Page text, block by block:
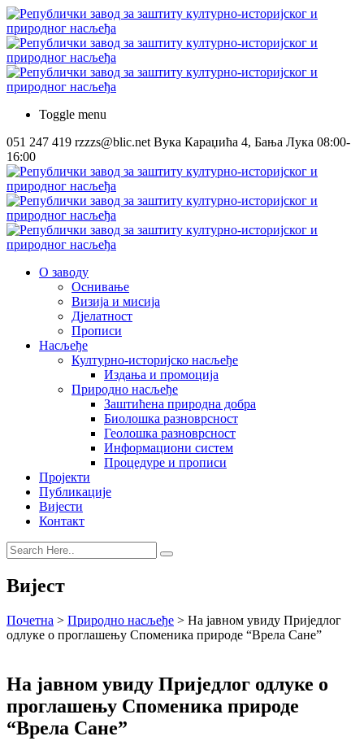
Toggle menu
051 247 419 rzzzs@blic.net Вука Караџића 4, Бања Лука 08:00-
16:00
О заводу
Оснивање
Визија и мисија
Дјелатност
Прописи
Насљеђе
Културно-историјско насљеђе
Издања и промоција
Природно насљеђе
Заштићена природна добра
Биолошка разноврсност
Геолошка разноврсност
Информациони систем
Процедуре и прописи
Пројекти
Публикације
Вијести
Контакт
Вијест
Почетна > Природно насљеђе > На јавном увиду Пријeдлог
одлуке о проглашењу Споменика природе “Врела Сане”
На јавном увиду Пријeдлог одлуке о
проглашењу Споменика природе
“Врела Сане”